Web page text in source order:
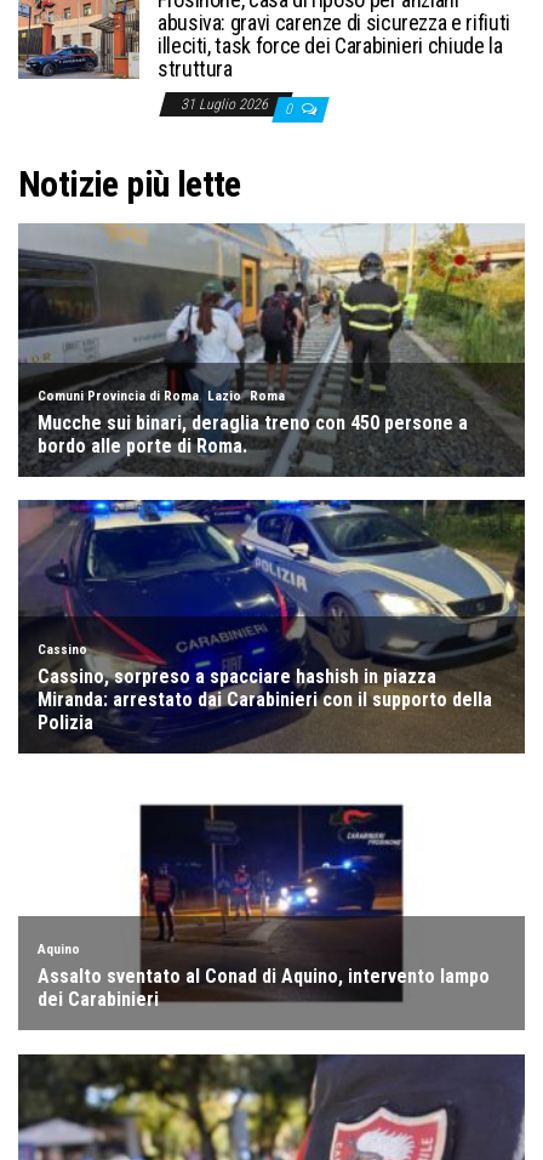
abusiva: gravi carenze di sicurezza e rifiuti
illeciti, task force dei Carabinieri chiude la
struttura
31 Luglio 2026 0
Notizie più lette